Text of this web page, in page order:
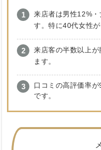
来店者は男性12%
す。特に40代女性
来店客の半数以上
ます。
口コミの高評価率
です。